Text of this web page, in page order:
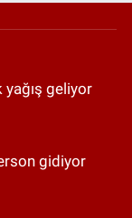
geliyor
gidiyor